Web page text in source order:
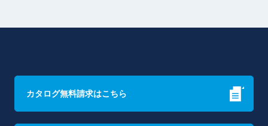
カタログ無料請求はこちら